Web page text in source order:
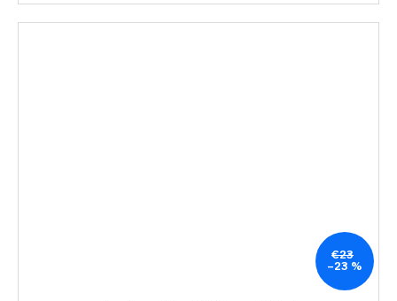
€23
–23 %